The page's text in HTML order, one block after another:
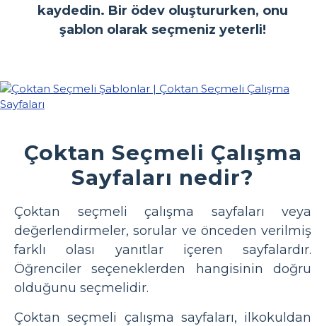
kaydedin. Bir ödev oluştururken, onu
şablon olarak seçmeniz yeterli!
Çoktan Seçmeli Çalışma
Sayfaları nedir?
Çoktan seçmeli çalışma sayfaları veya
değerlendirmeler, sorular ve önceden verilmiş
farklı olası yanıtlar içeren sayfalardır.
Öğrenciler seçeneklerden hangisinin doğru
olduğunu seçmelidir.
Çoktan seçmeli çalışma sayfaları, ilkokuldan